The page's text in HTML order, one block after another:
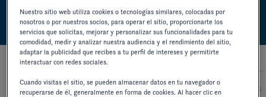
2027 2026 2025 2024
Nuestro sitio web utiliza cookies o tecnologías similares, colocadas por
nosotros o por nuestros socios, para operar el sitio, proporcionarte los
servicios que solicitas, mejorar y personalizar sus funcionalidades para tu
comodidad, medir y analizar nuestra audiencia y el rendimiento del sitio,
adaptar la publicidad que recibes a tu perfil de intereses y permitirte
interactuar con redes sociales.
Cuando visitas el sitio, se pueden almacenar datos en tu navegador o
recuperarse de él, generalmente en forma de cookies. Al hacer clic en